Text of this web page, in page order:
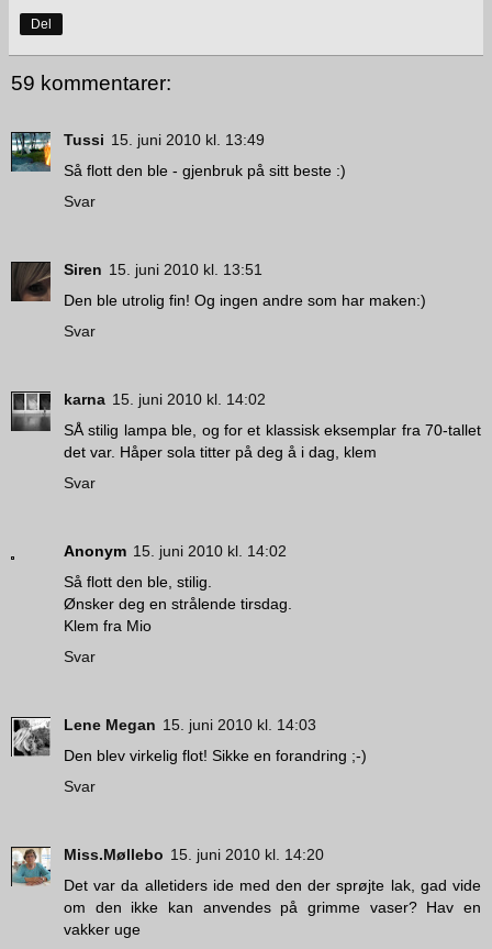
Del
59 kommentarer:
Tussi 15. juni 2010 kl. 13:49
Så flott den ble - gjenbruk på sitt beste :)
Svar
Siren 15. juni 2010 kl. 13:51
Den ble utrolig fin! Og ingen andre som har maken:)
Svar
karna 15. juni 2010 kl. 14:02
SÅ stilig lampa ble, og for et klassisk eksemplar fra 70-tallet
det var. Håper sola titter på deg å i dag, klem
Svar
Anonym 15. juni 2010 kl. 14:02
Så flott den ble, stilig.
Ønsker deg en strålende tirsdag.
Klem fra Mio
Svar
Lene Megan 15. juni 2010 kl. 14:03
Den blev virkelig flot! Sikke en forandring ;-)
Svar
Miss.Møllebo 15. juni 2010 kl. 14:20
Det var da alletiders ide med den der sprøjte lak, gad vide
om den ikke kan anvendes på grimme vaser? Hav en
vakker uge